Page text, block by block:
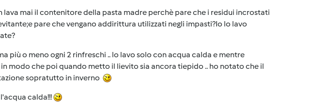
mai il contenitore della pasta madre perchè pare che i residui incrostati
pare che vengano addirittura utilizzati negli impasti?Io lo lavo
più o meno ogni 2 rinfreschi .. lo lavo solo con acqua calda e mentre
modo che poi quando metto il lievito sia ancora tiepido .. ho notato che il
sopratutto in inverno
calda!!!